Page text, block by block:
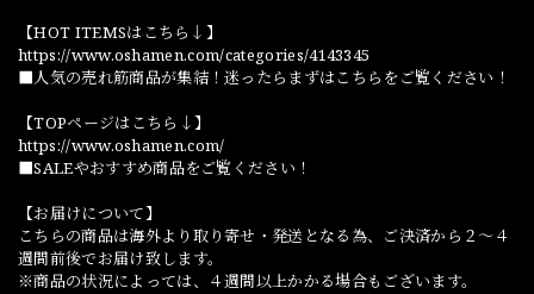
【HOT ITEMSはこちら↓】
https://www.oshamen.com/categories/4143345
■人気の売れ筋商品が集結！迷ったらまずはこちらをご覧ください！
【TOPページはこちら↓】
https://www.oshamen.com/
■SALEやおすすめ商品をご覧ください！
【お届けについて】
こちらの商品は海外より取り寄せ・発送となる為、ご決済から２～４
週間前後でお届け致します。
※商品の状況によっては、４週間以上かかる場合もございます。